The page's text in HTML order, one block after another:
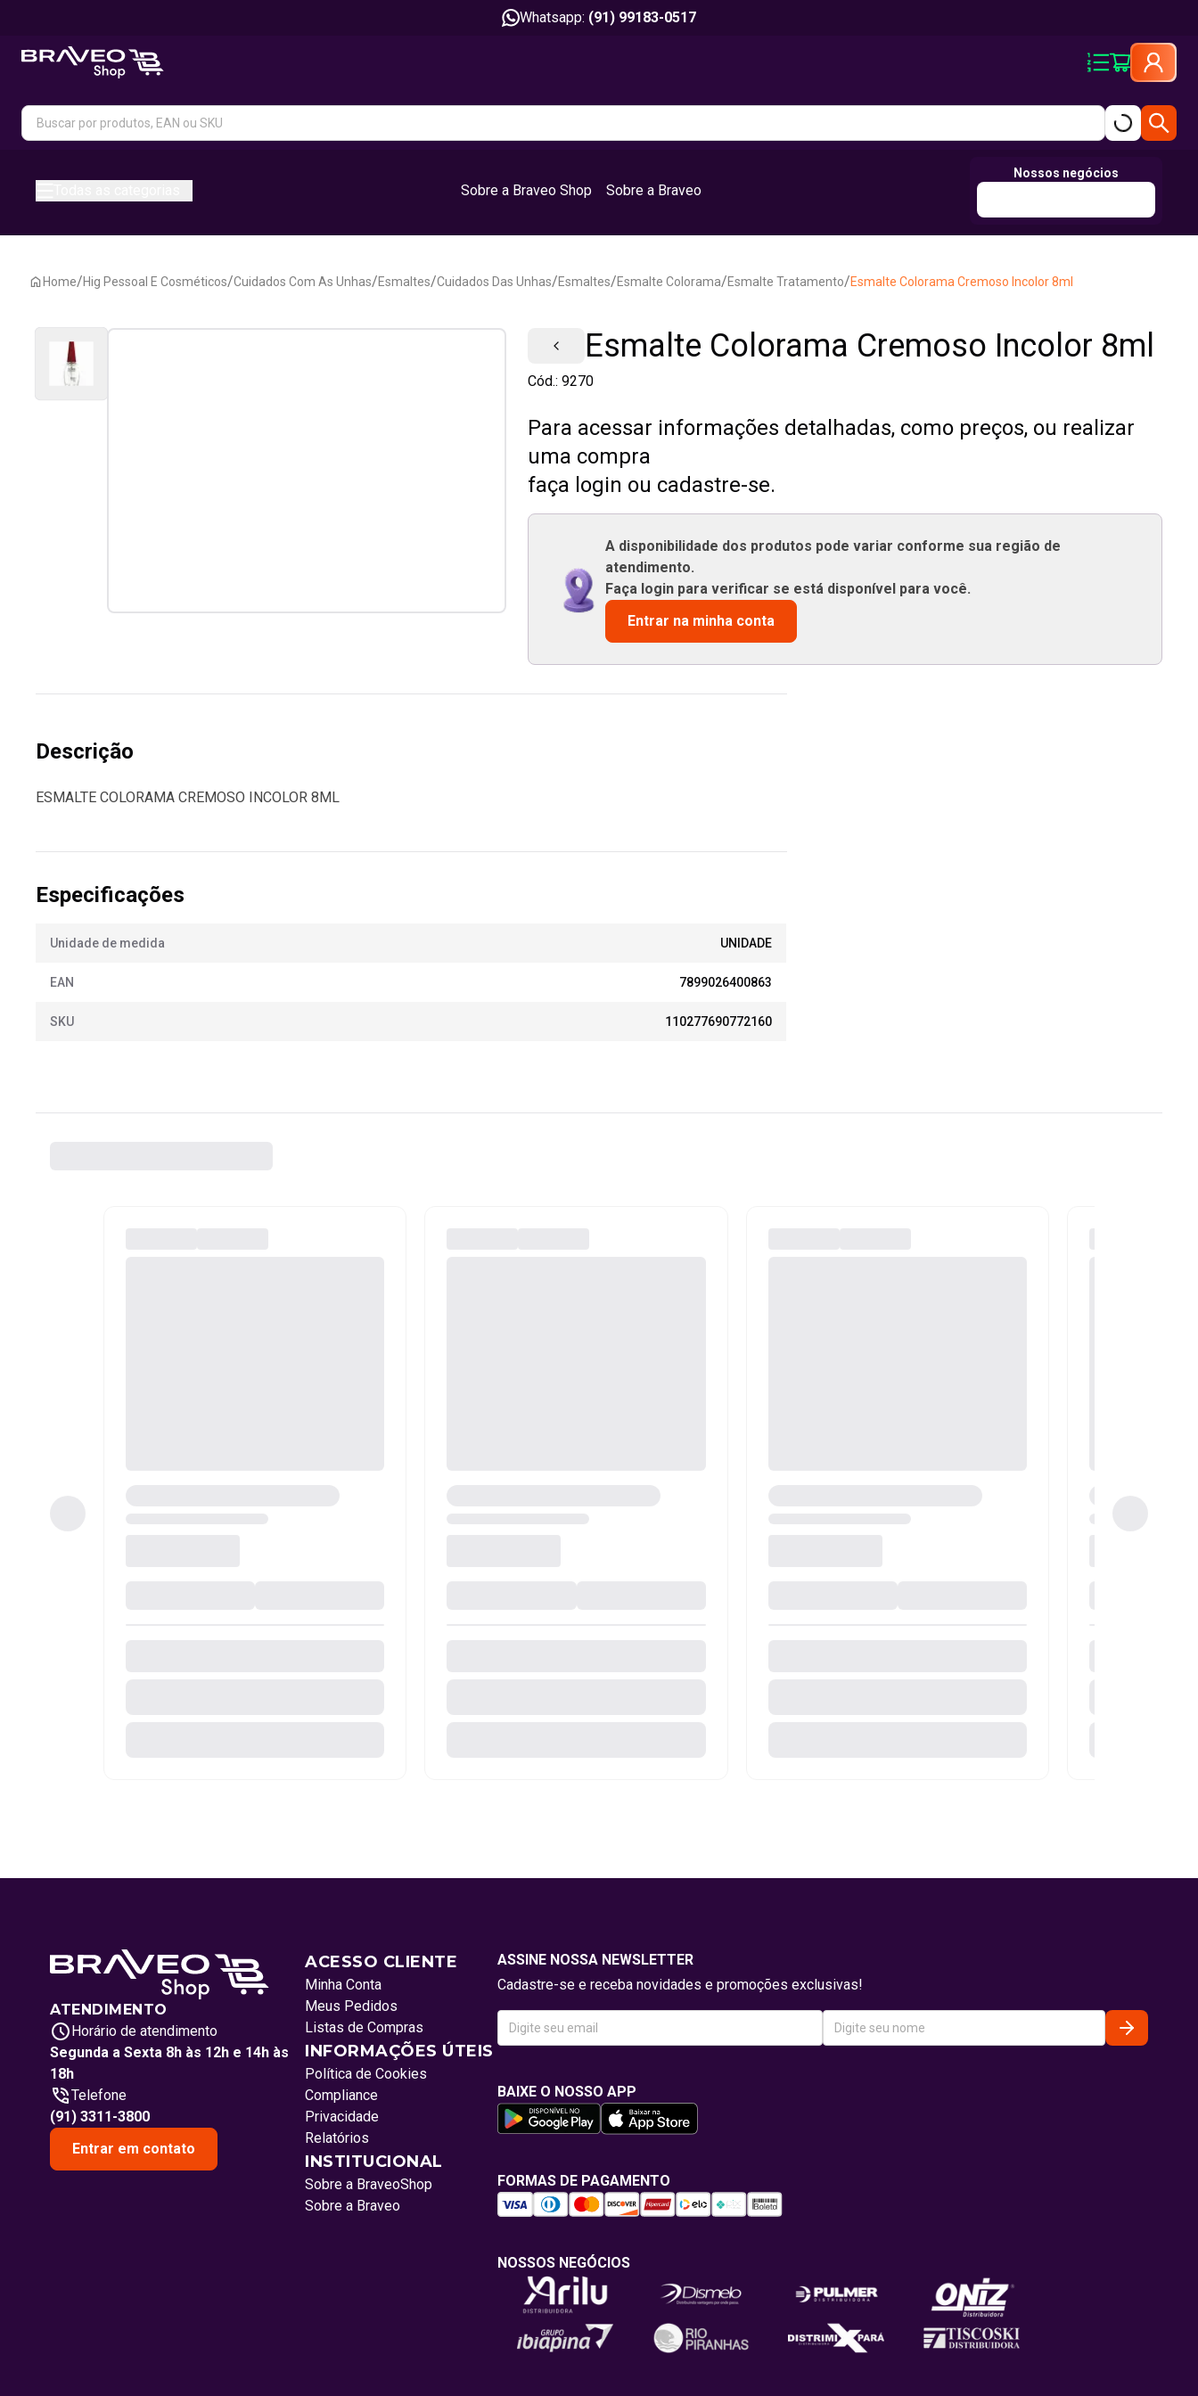
Whatsapp: (91) 99183-0517
Sobre a Braveo Shop Sobre a Braveo
Nossos negócios
Home/Hig Pessoal E Cosméticos/Cuidados Com As Unhas/Esmaltes/Cuidados Das Unhas/Esmaltes/Esmalte Colorama/Esmalte Tratamento/Esmalte Colorama Cremoso Incolor 8ml
Esmalte Colorama Cremoso Incolor 8ml
Cód.: 9270
Para acessar informações detalhadas, como preços, ou realizar
uma compra
faça login ou cadastre-se.
A disponibilidade dos produtos pode variar conforme sua região de
atendimento.
Faça login para verificar se está disponível para você.
Entrar na minha conta
Descrição
ESMALTE COLORAMA CREMOSO INCOLOR 8ML
Especificações
Unidade de medida UNIDADE
EAN 7899026400863
SKU 110277690772160
ATENDIMENTO
Horário de atendimento
Segunda a Sexta 8h às 12h e 14h às
18h
Telefone
(91) 3311-3800
Entrar em contato
ACESSO CLIENTE
Minha Conta
Meus Pedidos
Listas de Compras
INFORMAÇÕES ÚTEIS
Política de Cookies
Compliance
Privacidade
Relatórios
INSTITUCIONAL
Sobre a BraveoShop
Sobre a Braveo
ASSINE NOSSA NEWSLETTER
Cadastre-se e receba novidades e promoções exclusivas!
BAIXE O NOSSO APP
FORMAS DE PAGAMENTO
NOSSOS NEGÓCIOS